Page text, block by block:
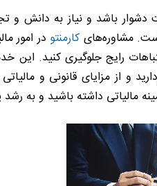
دشوار باشد و نیاز به دانش و
مشاوره‌های کارمنتو در امور
رایج جلوگیری کنید. این
و از مزایای قانونی و
مالیاتی داشته باشید و به